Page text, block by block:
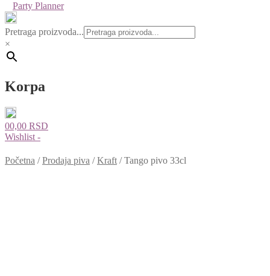
Party Planner
Pretraga proizvoda...
×
Korpa
00,00 RSD
Wishlist -
Početna /Prodaja piva /Kraft /Tango pivo 33cl